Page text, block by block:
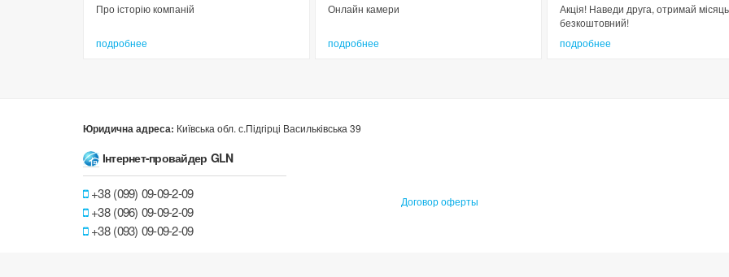
Про історію компаній
подробнее
Онлайн камери
подробнее
Акція! Наведи друга, отримай місяць
безкоштовний!
подробнее
Юридична адреса: Київська обл. с.Підгірці Васильківська 39
Інтернет-провайдер GLN
+38 (099) 09-09-2-09
+38 (096) 09-09-2-09
+38 (093) 09-09-2-09
Договор оферты